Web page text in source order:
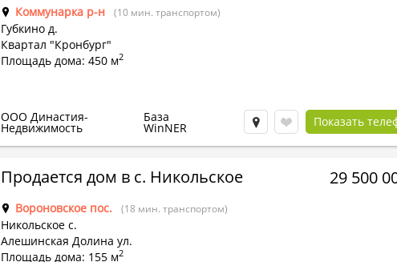
Коммунарка р-н (10 мин. транспортом)
Губкино д.
Квартал "Кронбург"
Площадь дома: 450 м2
ООО Династия-
Недвижимость
База
WinNER Показать
Продается дом в с. Никольское
Вороновское пос. (18 мин. транспортом)
Никольское с.
Алешинская Долина ул.
Площадь дома: 155 м2
29 500